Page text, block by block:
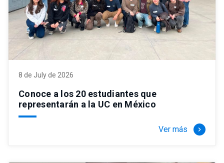
8 de July de 2026
Conoce a los 20 estudiantes que
representarán a la UC en México
Ver más keyboard_arrow_right